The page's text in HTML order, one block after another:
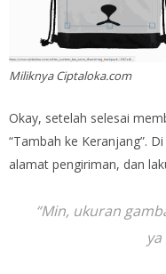
Miliknya Ciptaloka.com
Okay, setelah selesai
“Tambah ke Keranjang”.
alamat pengiriman, dan
“Min, ukuran